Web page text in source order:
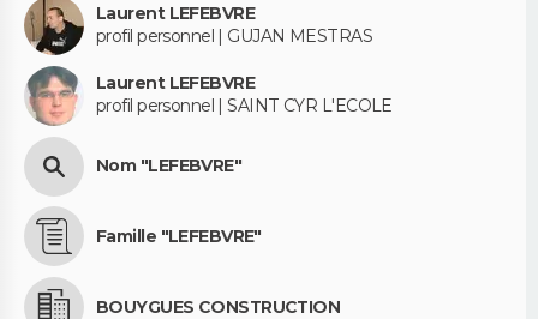
Laurent LEFEBVRE
profil personnel | GUJAN MESTRAS
Laurent LEFEBVRE
profil personnel | SAINT CYR L'ECOLE
Nom "LEFEBVRE"
Famille "LEFEBVRE"
BOUYGUES CONSTRUCTION